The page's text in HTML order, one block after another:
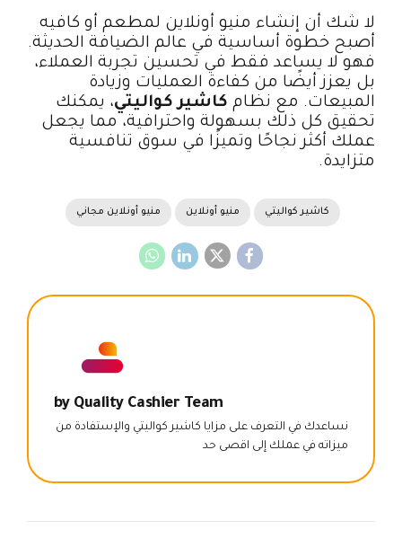
لا شك أن إنشاء منيو أونلاين لمطعم أو كافيه
أصبح خطوة أساسية في عالم الضيافة الحديثة.
فهو لا يساعد فقط في تحسين تجربة العملاء،
بل يعزز أيضًا من كفاءة العمليات وزيادة
المبيعات. مع نظام كاشير كواليتي، يمكنك
تحقيق كل ذلك بسهولة واحترافية، مما يجعل
عملك أكثر نجاحًا وتميزًا في سوق تنافسية
متزايدة.
كاشير كواليتي منيو أونلاين منيو أونلاين مجاني
by Quality Cashier Team
نساعدك في التعرف على مزايا كاشير كواليتي والإستفادة من
ميزاته في عملك إلى اقصى حد